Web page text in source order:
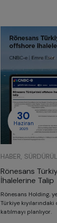
30
Haziran
2025
HABER,
Rönesans
İhalelerine Talip
Rönesans Holding,
Türkiye
katılmayı planlıyor.